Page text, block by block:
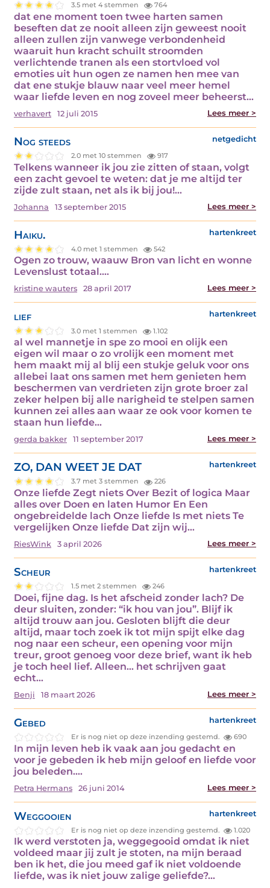
3.5 met 4 stemmen 764
dat ene moment toen twee harten samen
beseften dat ze nooit alleen zijn geweest nooit
alleen zullen zijn vanwege verbondenheid
waaruit hun kracht schuilt stroomden
verlichtende tranen als een stortvloed vol
emoties uit hun ogen ze namen hen mee van
dat ene stukje blauw naar veel meer hemel
waar liefde leven en nog zoveel meer beheerst…
verhavert 12 juli 2015 Lees meer >
Nog steeds netgedicht
2.0 met 10 stemmen 917
Telkens wanneer ik jou zie zitten of staan, volgt
een zacht gevoel te weten: dat je me altijd ter
zijde zult staan, net als ik bij jou!…
Johanna 13 september 2015 Lees meer >
Haiku. hartenkreet
4.0 met 1 stemmen 542
Ogen zo trouw, waauw Bron van licht en wonne
Levenslust totaal.…
kristine wauters 28 april 2017 Lees meer >
lief hartenkreet
3.0 met 1 stemmen 1.102
al wel mannetje in spe zo mooi en olijk een
eigen wil maar o zo vrolijk een moment met
hem maakt mij al blij een stukje geluk voor ons
allebei laat ons samen met hem genieten hem
beschermen van verdrieten zijn grote broer zal
zeker helpen bij alle narigheid te stelpen samen
kunnen zei alles aan waar ze ook voor komen te
staan hun liefde…
gerda bakker 11 september 2017 Lees meer >
ZO, DAN WEET JE DAT hartenkreet
3.7 met 3 stemmen 226
Onze liefde Zegt niets Over Bezit of logica Maar
alles over Doen en laten Humor En Een
ongebreidelde lach Onze liefde Is met niets Te
vergelijken Onze liefde Dat zijn wij…
RiesWink 3 april 2026 Lees meer >
Scheur hartenkreet
1.5 met 2 stemmen 246
Doei, fijne dag. Is het afscheid zonder lach? De
deur sluiten, zonder: “ik hou van jou”. Blijf ik
altijd trouw aan jou. Gesloten blijft die deur
altijd, maar toch zoek ik tot mijn spijt elke dag
nog naar een scheur, een opening voor mijn
treur, groot genoeg voor deze brief, want ik heb
je toch heel lief. Alleen… het schrijven gaat
echt…
Benji 18 maart 2026 Lees meer >
Gebed hartenkreet
Er is nog niet op deze inzending gestemd. 690
In mijn leven heb ik vaak aan jou gedacht en
voor je gebeden ik heb mijn geloof en liefde voor
jou beleden.…
Petra Hermans 26 juni 2014 Lees meer >
Weggooien hartenkreet
Er is nog niet op deze inzending gestemd. 1.020
Ik werd verstoten ja, weggegooid omdat ik niet
voldeed maar jij zult je stoten, na mijn beraad
ben ik het, die jou meed gaf ik niet voldoende
liefde, was ik niet jouw zalige geliefde?…